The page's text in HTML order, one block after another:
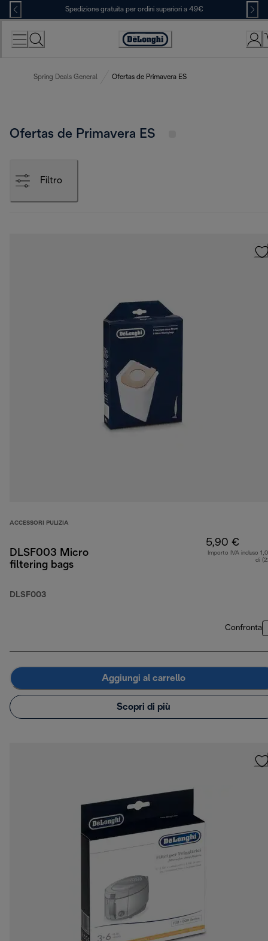
Skip
to
Content
Spedizione gratuita per ordini superiori a 49€
Accessibility
Spring Deals General Ofertas de Primavera ES
Ofertas de Primavera ES
Filtro
ACCESSORI PULIZIA
DLSF003 Micro
filtering bags
DLSF003
5,90 €
Importo IVA incluso
di
Confronta
Aggiungi al carrello
Scopri di più